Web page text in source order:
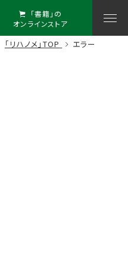
「書籍」の
オンラインストア
「リハノメ」TOP エラー